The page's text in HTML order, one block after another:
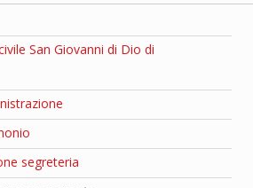
San Giovanni di Dio di
segreteria